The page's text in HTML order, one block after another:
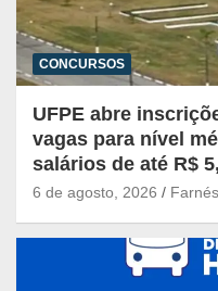
CONCURSOS
UFPE abre
vagas para nível
salários de até R$
6 de agosto, 2026